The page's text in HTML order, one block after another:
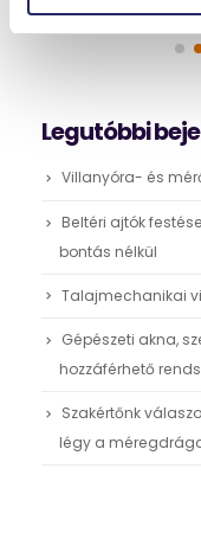
Legutóbbi
Villanyóra- és
Beltéri ajtók
bontás nélkül
Talajmechanikai
Gépészeti akna,
hozzáférhető
Szakértőnk
légy a